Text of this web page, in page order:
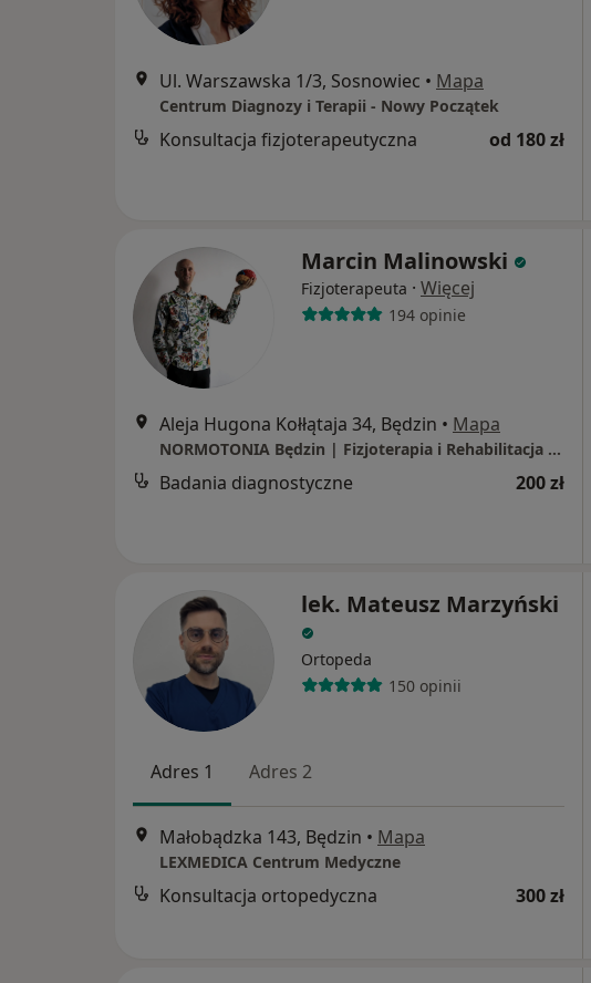
Ul. Warszawska 1/3, Sosnowiec • Mapa
Centrum Diagnozy i Terapii - Nowy Początek
Konsultacja fizjoterapeutyczna od 180 zł
Marcin Malinowski
Fizjoterapeuta · Więcej
194 opinie
Aleja Hugona Kołłątaja 34, Będzin • Mapa
NORMOTONIA Będzin | Fizjoterapia i Rehabilitacja | Neurologia Funkcjonalna PDTR | Psychologia i Psychoterapia Somatyczna | Naturoterapia |
Badania diagnostyczne 200 zł
lek. Mateusz Marzyński
Ortopeda
150 opinii
Adres 1 Adres 2
Małobądzka 143, Będzin • Mapa
LEXMEDICA Centrum Medyczne
Konsultacja ortopedyczna 300 zł